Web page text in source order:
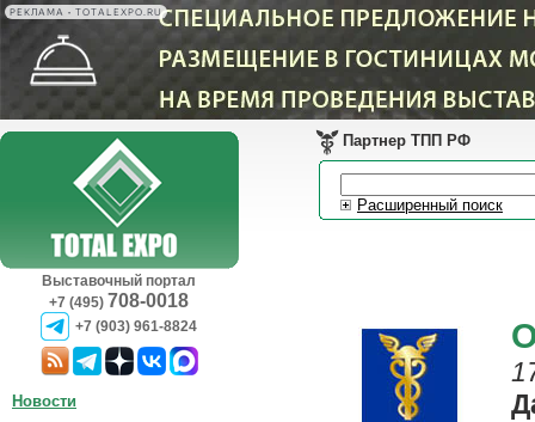
РЕКЛАМА • TOTALEXPO.RU
Выставочный портал
+7 (495) 708-0018
+7 (903) 961-8824
Партнер ТПП РФ
Расширенный поиск
Новости